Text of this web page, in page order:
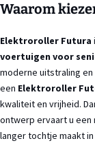
Waarom
Elektroroller Futura
voertuigen voor
moderne uitstraling
een Elektroroller
kwaliteit en vrijheid.
ontwerp ervaart u
langer tochtje maakt